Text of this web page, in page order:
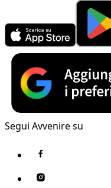
Segui Avvenire su